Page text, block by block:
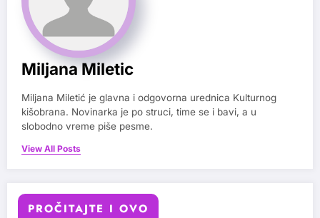
Miljana Miletic
Miljana Miletić je glavna i odgovorna urednica Kulturnog
kišobrana. Novinarka je po struci, time se i bavi, a u
slobodno vreme piše pesme.
View All Posts
PROČITAJTE I OVO